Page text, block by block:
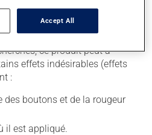
ce produit peut à
effets indésirables (effets
:
des boutons et de la rougeur
il est appliqué.
Accept All